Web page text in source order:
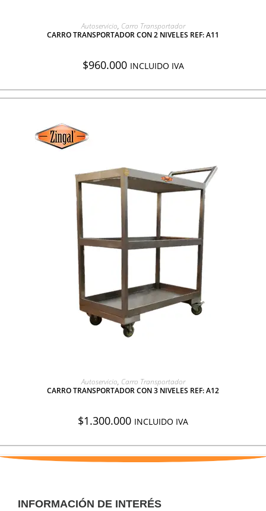
AGREGAR A COTIZACIÓN
Autoservicio, Carro Transportador
CARRO TRANSPORTADOR CON 2 NIVELES REF: A11
$960.000 INCLUIDO IVA
AGREGAR A COTIZACIÓN
Autoservicio, Carro Transportador
CARRO TRANSPORTADOR CON 3 NIVELES REF: A12
$1.300.000 INCLUIDO IVA
INFORMACIÓN DE INTERÉS